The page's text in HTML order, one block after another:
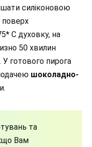
силіконовою
поверх
С духовку, на
50 хвилин
готового пирога
шоколадно-
та
Вам